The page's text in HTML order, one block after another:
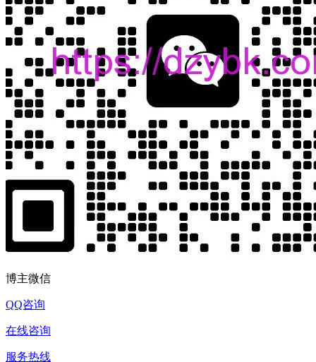
博主微信
QQ咨询
在线咨询
服务热线